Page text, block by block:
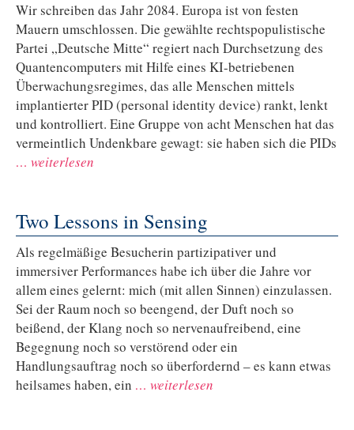
Wir schreiben das Jahr 2084. Europa ist von festen
Mauern umschlossen. Die gewählte rechtspopulistische
Partei „Deutsche Mitte“ regiert nach Durchsetzung des
Quantencomputers mit Hilfe eines KI-betriebenen
Überwachungsregimes, das alle Menschen mittels
implantierter PID (personal identity device) rankt, lenkt
und kontrolliert. Eine Gruppe von acht Menschen hat das
vermeintlich Undenkbare gewagt: sie haben sich die PIDs
… weiterlesen
Two Lessons in Sensing
Als regelmäßige Besucherin partizipativer und
immersiver Performances habe ich über die Jahre vor
allem eines gelernt: mich (mit allen Sinnen) einzulassen.
Sei der Raum noch so beengend, der Duft noch so
beißend, der Klang noch so nervenaufreibend, eine
Begegnung noch so verstörend oder ein
Handlungsauftrag noch so überfordernd – es kann etwas
heilsames haben, ein … weiterlesen